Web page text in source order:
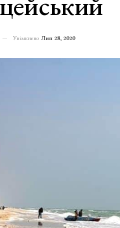
Увімкнено Лип 28, 2020